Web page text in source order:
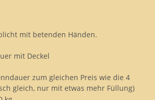
mit betenden Händen.
mit Deckel
zum gleichen Preis wie die 4
gleich, nur mit etwas mehr Füllung)